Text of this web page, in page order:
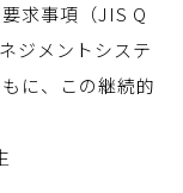
求事項（JIS Q
ジメントシステ
に、この継続的